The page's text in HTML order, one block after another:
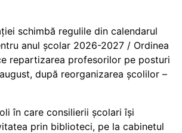
schimbă regulile din calendarul
anul școlar 2026-2027 / Ordinea
repartizarea profesorilor pe posturi
după reorganizarea școlilor –
în care consilierii școlari își
prin biblioteci, pe la cabinetul